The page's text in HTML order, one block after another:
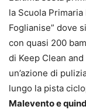
la Scuola Primaria
Foglianise” dove
con quasi 200
di Keep Clean
un’azione di
lungo la pista
Malevento e